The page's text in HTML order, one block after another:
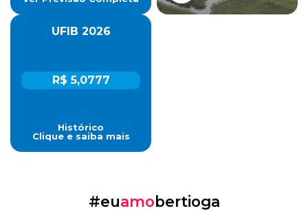
UFIB 2026
R$ 5,0777
Histórico
Clique e saiba mais
#euamobertioga